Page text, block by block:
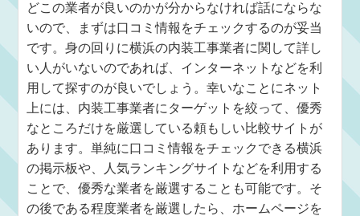
どこの業者が良いのかが分からなければ話にならな
いので、まずは口コミ情報をチェックするのが妥当
です。身の回りに横浜の内装工事業者に関して詳し
い人がいないのであれば、インターネットなどを利
用して探すのが良いでしょう。幸いなことにネット
上には、内装工事業者にターゲットを絞って、優秀
なところだけを厳選している頼もしい比較サイトが
あります。単純に口コミ情報をチェックできる横浜
の掲示板や、人気ランキングサイトなどを利用する
ことで、優秀な業者を厳選することも可能です。そ
の後である程度業者を厳選したら、ホームページを